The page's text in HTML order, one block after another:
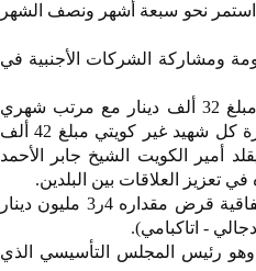
استمر نحو سبعة أشهر ونصف الشهر
ومشاركة الشركات الأجنبية في
2004 - مجلس الوزراء يعتمد المكرمة الأميرية لمنح أسرة كل شهيد كويتي مبلغ 32 ألف دينار مع مرتب شهري
بمقدار 150 دينارا لكل من الأب والأم والزوجة و150 دينارا لكل ابن ومنح أسرة كل شهيد غير كويتي مبلغ 42 ألف
يقلد أمير الكويت الشيخ جابر الأحمد
تعزيز العلاقات بين البلدين.
2013 - الصندوق الكويتي للتنمية الاقتصادية العربية يوقع مع جمهورية توغو اتفاقية قرض مقداره 4ر3 مليون دينار
- وفاة عبداللطيف محمد ثنيان الغانم عن عمر ناهز 76 عاما وهو رئيس المجلس التأسيسي الذي